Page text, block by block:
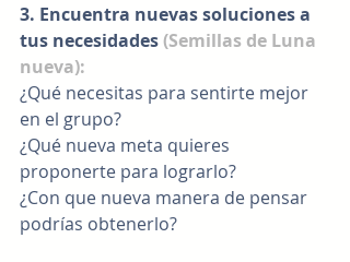
3. Encuentra nuevas soluciones a
tus necesidades (Semillas de Luna
nueva):
¿Qué necesitas para sentirte mejor
en el grupo?
¿Qué nueva meta quieres
proponerte para lograrlo?
¿Con que nueva manera de pensar
podrías obtenerlo?